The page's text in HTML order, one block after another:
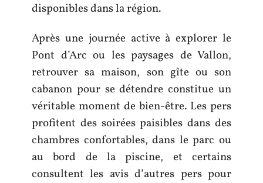
disponibles dans la région.
Après une journée active à explorer le
Pont d’Arc ou les paysages de Vallon,
retrouver sa maison, son gîte ou son
cabanon pour se détendre constitue un
véritable moment de bien-être. Les pers
profitent des soirées paisibles dans des
chambres confortables, dans le parc ou
au bord de la piscine, et certains
consultent les avis d’autres pers pour